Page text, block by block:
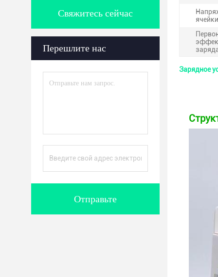
Свяжитесь сейчас
Перешлите нас
Отправьте
Зарядное